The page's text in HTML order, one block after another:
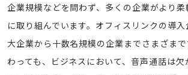
企業規模などを問わず、多くの企業がより
に取り組んでいます。オフィスリンクの導
大企業から十数名規模の企業までさまざま
わっても、ビジネスにおいて、音声通話は